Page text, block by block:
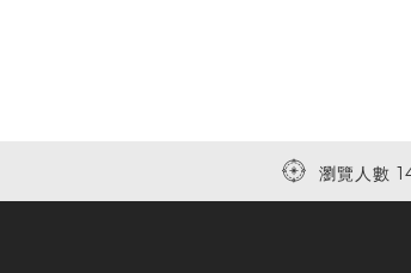
瀏覽人數